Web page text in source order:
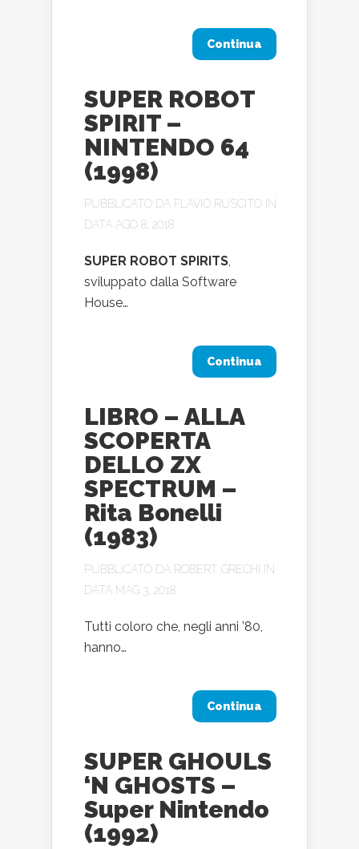
Continua
SUPER ROBOT
SPIRIT –
NINTENDO 64
(1998)
PUBBLICATO DA FLAVIO RUSCITO IN
DATA AGO 8, 2018
SUPER ROBOT SPIRITS,
sviluppato dalla Software
House…
Continua
LIBRO – ALLA
SCOPERTA
DELLO ZX
SPECTRUM –
Rita Bonelli
(1983)
PUBBLICATO DA ROBERT GRECHI
IN
DATA MAG 3, 2018
Tutti coloro che, negli anni ’80,
hanno…
Continua
SUPER GHOULS
‘N GHOSTS –
Super Nintendo
(1992)